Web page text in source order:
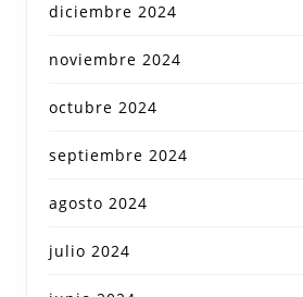
diciembre 2024
noviembre 2024
octubre 2024
septiembre 2024
agosto 2024
julio 2024